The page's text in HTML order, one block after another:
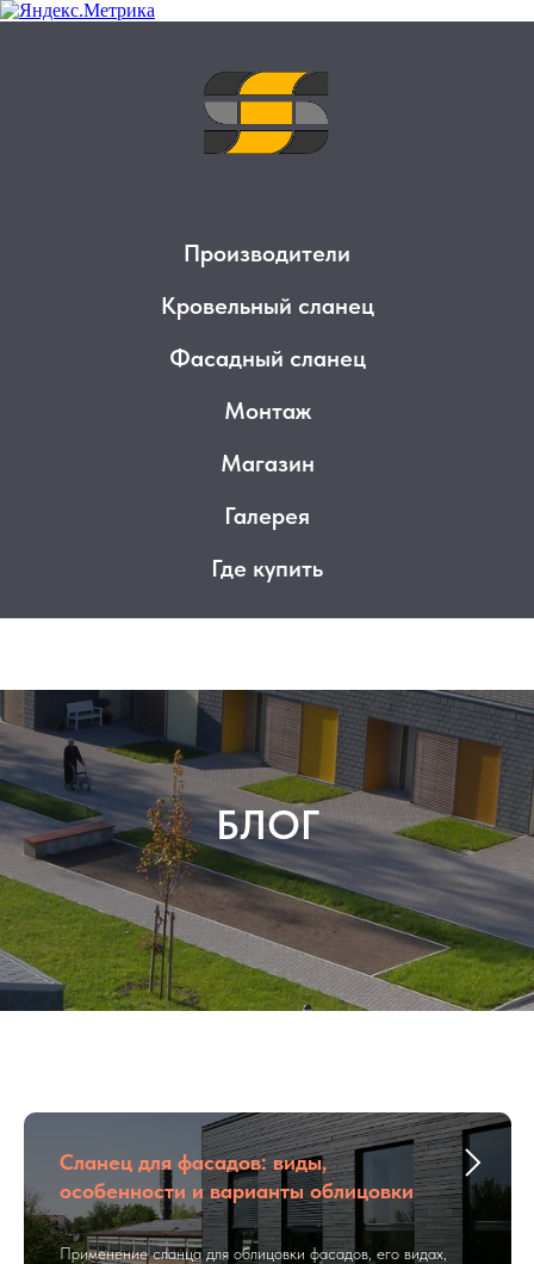
Производители
Кровельный сланец
Фасадный сланец
Монтаж
Магазин
Галерея
Где купить
БЛОГ
Сланец для фасадов: виды,
особенности и варианты облицовки
Применение сланца для облицовки фасадов, его видах,